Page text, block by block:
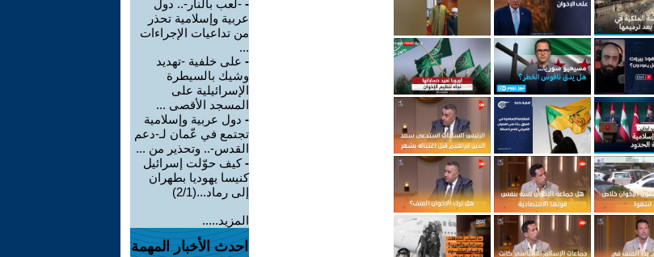
- -لعب بالنار-.. دول
عربية وإسلامية تحذر
من تداعيات الإجراءات
...
- على خلفية -تهديد
وشيك بالسيطرة
الإسرائيلية على
المسجد الأقصى ...
- دول عربية وإسلامية
تجتمع في عّمان لـ-دعم
القدس-.. وتحذير من ...
-كيف حوّلت إسرائيل
كنيسا يهوديا بطهران
إلى رماد...(2/1)
المزيد.....
احدث الأخبار المهمة